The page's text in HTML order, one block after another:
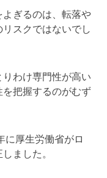
ぎるのは、転落や
スクではないでし
わけ専門性が高い
把握するのがむず
に厚生労働省がロ
ました。